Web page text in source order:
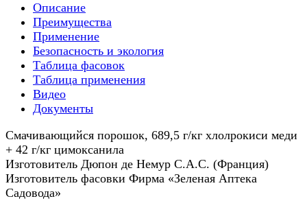
Описание
Преимущества
Применение
Безопасность и экология
Таблица фасовок
Таблица применения
Видео
Документы
Смачивающийся порошок, 689,5 г/кг хлолрокиси меди
+ 42 г/кг цимоксанила
Изготовитель Дюпон де Немур С.А.С. (Франция)
Изготовитель фасовки Фирма «Зеленая Аптека
Садовода»